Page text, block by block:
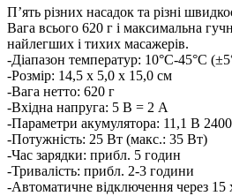
П’ять різних насадок та різні
Вага всього 620 г і максимальна
найлегших і тихих масажерів.
-Діапазон температур: 10°C-45°C
-Розмір: 14,5 x 5,0 x 15,0 см
-Вага нетто: 620 г
-Вхідна напруга: 5 В = 2 А
-Параметри акумулятора: 11,1 В
-Потужність: 25 Вт (макс.: 35 Вт)
-Час зарядки: прибл. 5 годин
-Тривалість: прибл. 2-3 години
-Автоматичне відключення через 15